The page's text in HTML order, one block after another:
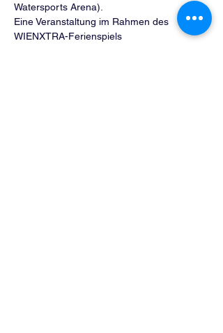
Watersports Arena).
Eine Veranstaltung im Rahmen des
WIENXTRA-Ferienspiels